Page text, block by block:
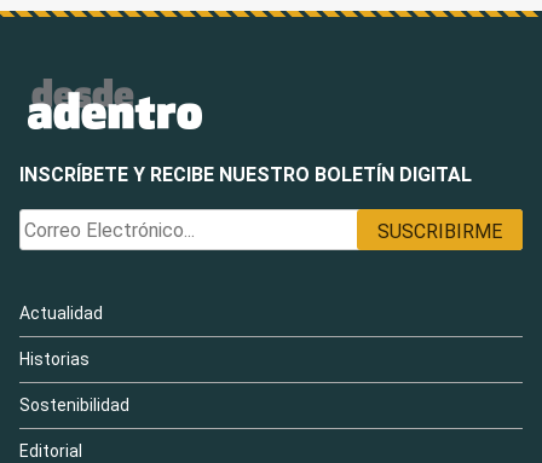
INSCRÍBETE Y RECIBE NUESTRO BOLETÍN DIGITAL
Actualidad
Historias
Sostenibilidad
Editorial